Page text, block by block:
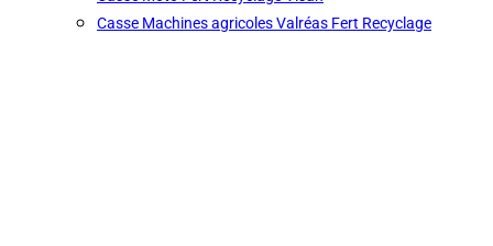
Casse Machines agricoles Valréas Fert Recyclage